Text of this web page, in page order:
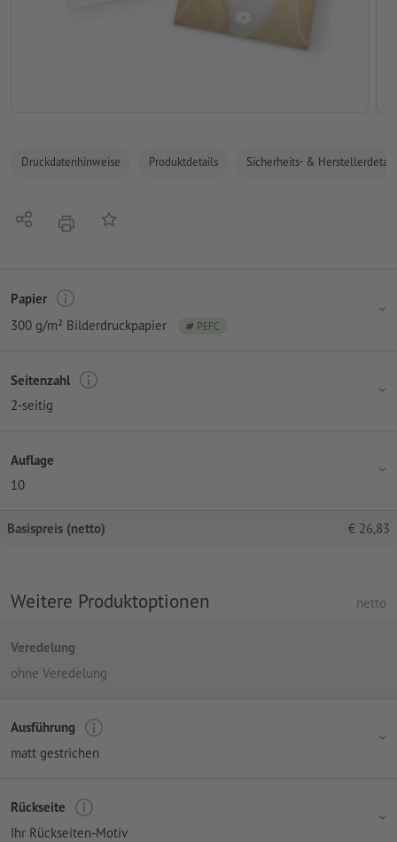
Druckdatenhinweise Produktdetails Sicherheits- &
Teilen DruckenAuf die Merkliste
Papier
300 g/m² Bilderdruckpapier
PEFC
Seitenzahl
2-seitig
Auflage
10
Basispreis (netto) € 26,83
Weitere Produktoptionen netto
Veredelung
ohne Veredelung
Ausführung
matt gestrichen
Rückseite
Ihr Rückseiten-Motiv